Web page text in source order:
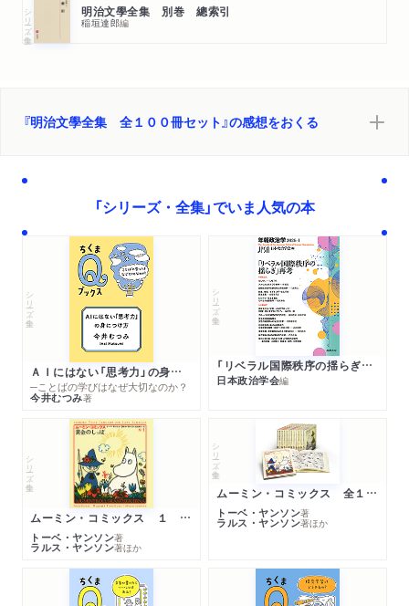
シリーズ・全集 明治文學全集 別巻 總索引
稲垣達郎編
『明治文學全集 全１００冊セット』の感想をおくる
「シリーズ・全集」でいま人気の本
シリーズ・全集
ＡＩにはない「思考力」の身につけ方
─ことばの学びはなぜ大切なのか？
今井むつみ著
シリーズ・全集
「リベラル国際秩序の揺らぎ」再考 年報政治学２０２６‐Ⅰ
日本政治学会編
シリーズ・全集
ムーミン・コミックス １ 黄金のしっぽ
トーベ・ヤンソン著
ラルス・ヤンソン著ほか
シリーズ・全集
ムーミン・コミックス 全１４巻セット
トーベ・ヤンソン著
ラルス・ヤンソン著ほか